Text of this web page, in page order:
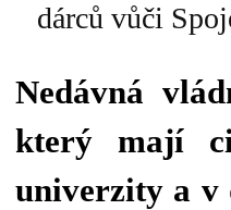
dárců vůči
Nedávná
který mají
univerzity a v